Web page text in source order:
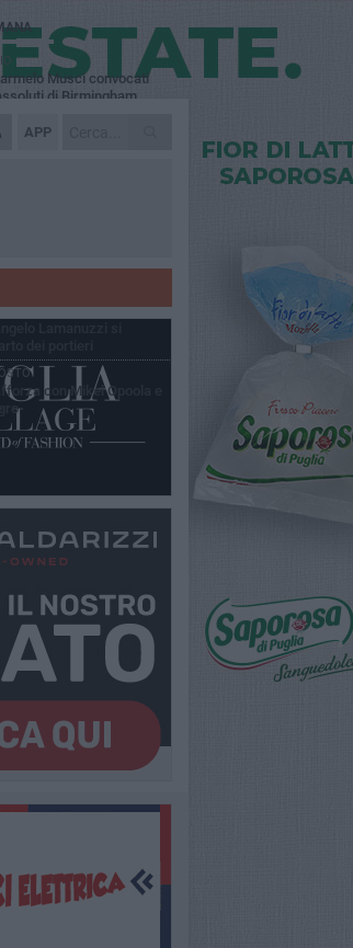
APP
Musci convocati
di Birmingham
una solida certezza
arriva Francesco Lorusso
con Mikel Opoola e